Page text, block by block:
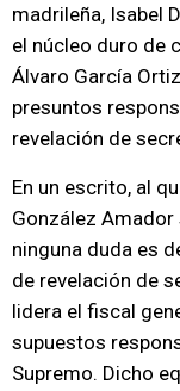
madrileña, Isabel
el núcleo duro de
Álvaro García
presuntos
revelación de
En un escrito, al
González Amador
ninguna duda es
de revelación de
lidera el fiscal
supuestos
Supremo. Dicho